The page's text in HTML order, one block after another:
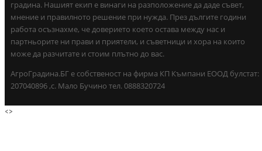
градина. Нашият екип е винаги на разположение да даде съвет,
мнение и правилното решение при нужда. През дългите години
работа осъзнахме, че доверието което остава между нас и
партньорите ни прави и приятели, и съветници и хора на които
може да разчитате и стоим плътно до вас.
АгроГрадина.БГ е собственост на фирма КП Къмпани ЕООД булстат:
207040896 ,с. Мало Бучино тел. 0888320724
<>